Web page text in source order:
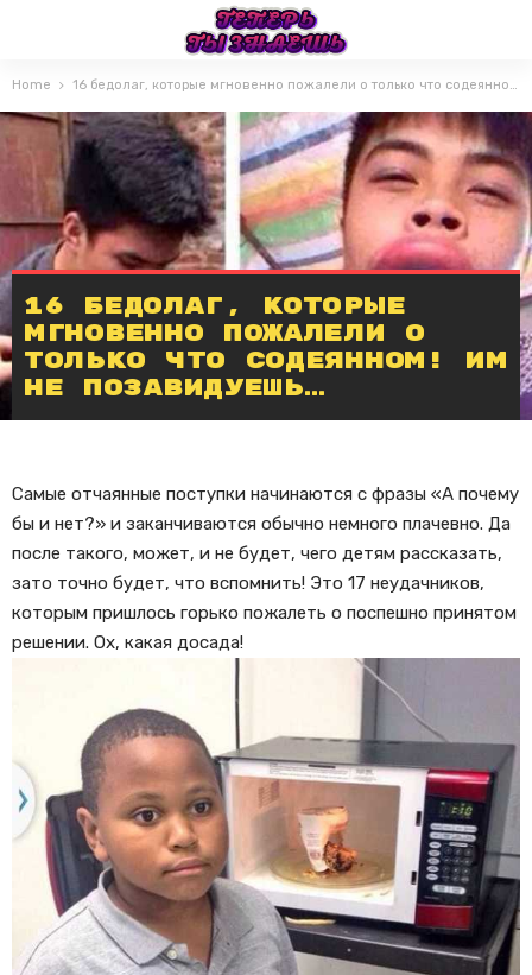
Home 16 бедолаг, которые мгновенно пожалели о только что содеянном! Им не позавидуешь…
16 бедолаг, которые
мгновенно пожалели о
только что содеянном! Им
не позавидуешь…
Самые отчаянные поступки начинаются с фразы «А почему
бы и нет?» и заканчиваются обычно немного плачевно. Да
после такого, может, и не будет, чего детям рассказать,
зато точно будет, что вспомнить! Это 17 неудачников,
которым пришлось горько пожалеть о поспешно принятом
решении. Ох, какая досада!